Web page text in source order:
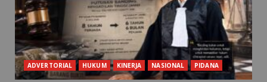
ADVERTORIAL HUKUM KINERJA NASIONAL PIDANA